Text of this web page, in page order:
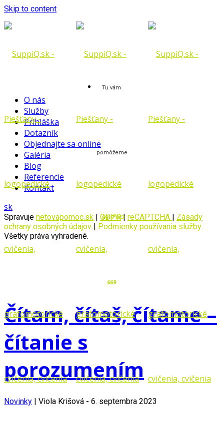
Skip to content
Tu vám
pomôžeme
0917 043
669
O nás
Služby
Prihláška
Dotazník
Objednajte sa online
Galéria
Blog
Referencie
Kontakt
sk
Spravuje netovapomoc.sk | GDPR| reCAPTCHA | Zásady
ochrany osobných údajov | Podmienky používania služby
Všetky práva vyhradené.
Čítam, čítaš, čítame –
čítanie s
porozumením
Novinky | Viola Krišová - 6. septembra 2023